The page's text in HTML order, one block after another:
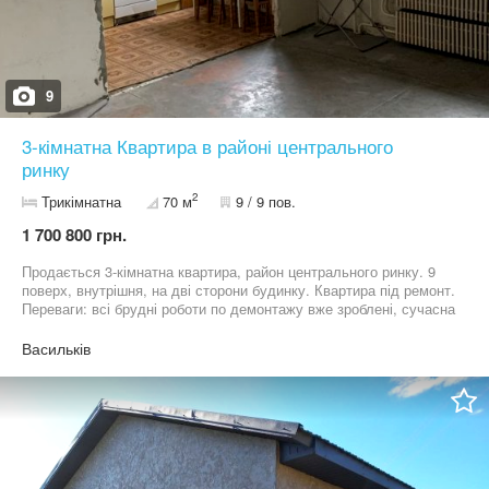
9
3-кімнатна Квартира в районі центрального
ринку
Трикімнатна 70 м2 9 / 9 пов.
1 700 800 грн.
Продається 3-кімнатна квартира, район центрального ринку. 9
поверх, внутрішня, на дві сторони будинку. Квартира під ремонт.
Переваги: всі брудні роботи по демонтажу вже зроблені, сучасна
закриті, всі вікна замінені. Є свій накопичувач для води на
відсутнє. Ціна 38000 у.о., торг!!!
Васильків